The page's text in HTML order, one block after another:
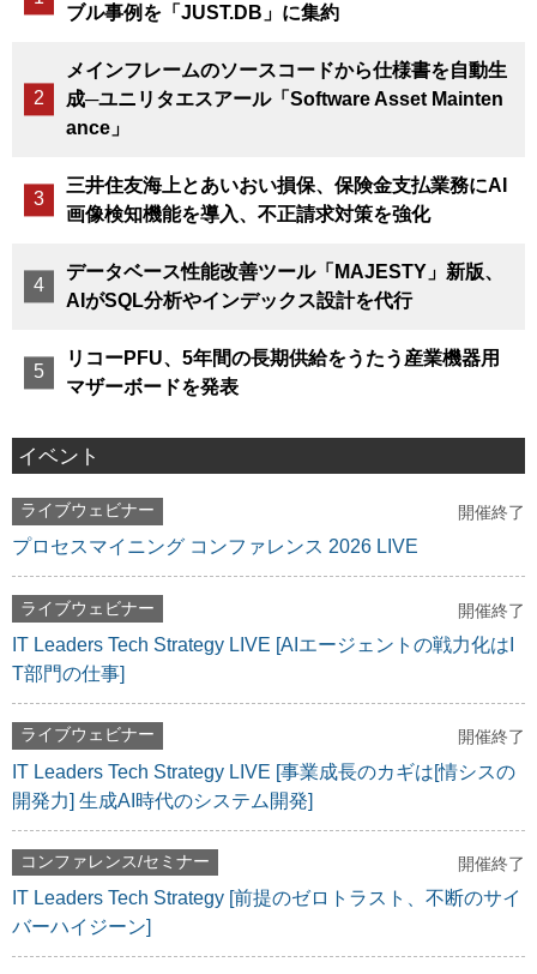
ブル事例を「JUST.DB」に集約
メインフレームのソースコードから仕様書を自動生
成─ユニリタエスアール「Software Asset Mainten
ance」
三井住友海上とあいおい損保、保険金支払業務にAI
画像検知機能を導入、不正請求対策を強化
データベース性能改善ツール「MAJESTY」新版、
AIがSQL分析やインデックス設計を代行
リコーPFU、5年間の長期供給をうたう産業機器用
マザーボードを発表
イベント
ライブウェビナー 開催終了
プロセスマイニング コンファレンス 2026 LIVE
ライブウェビナー 開催終了
IT Leaders Tech Strategy LIVE [AIエージェントの戦力化はI
T部門の仕事]
ライブウェビナー 開催終了
IT Leaders Tech Strategy LIVE [事業成長のカギは[情シスの
開発力] 生成AI時代のシステム開発]
コンファレンス/セミナー 開催終了
IT Leaders Tech Strategy [前提のゼロトラスト、不断のサイ
バーハイジーン]